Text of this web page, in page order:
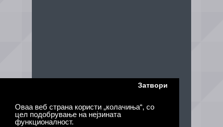
Оваа веб страна користи „колачиња“, со
цел подобрување на нејзината
функционалност.
Затвори